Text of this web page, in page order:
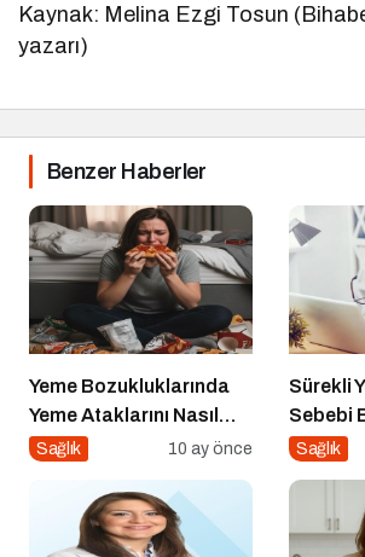
Kaynak: Melina Ezgi Tosun
yazarı)
Benzer Haberler
Yeme Bozukluklarında
Yeme Ataklarını Nasıl
Engellerim?
Sağlık 10 ay önce
Sürekli
Sebebi
Olabilir
Sağlık